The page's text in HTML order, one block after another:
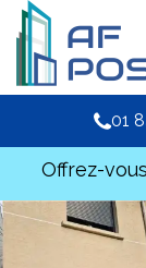
01
Offrez-